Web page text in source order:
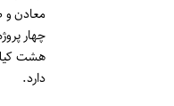
معادن و
چهار
هشت
دارد.